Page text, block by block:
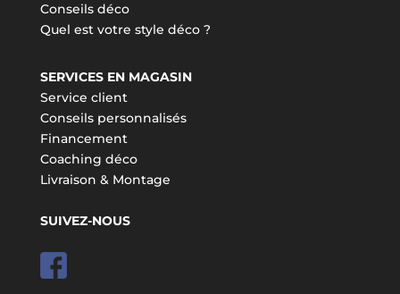
Conseils déco
Quel est votre style déco ?
SERVICES EN MAGASIN
Service client
Conseils personnalisés
Financement
Coaching déco
Livraison & Montage
SUIVEZ-NOUS